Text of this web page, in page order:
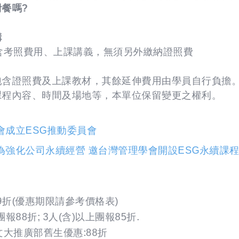
嗎?
照費用、上課講義，無須另外繳納證照費
證照費及上課教材，其餘延伸費用由學員自行負擔。
內容、時間及場地等，本單位保留變更之權利。
成立ESG推動委員會
強化公司永續經營 邀台灣管理學會開設ESG永續課程
(優惠期限請參考價格表)
88折; 3人(含)以上團報85折.
推廣部舊生優惠:88折